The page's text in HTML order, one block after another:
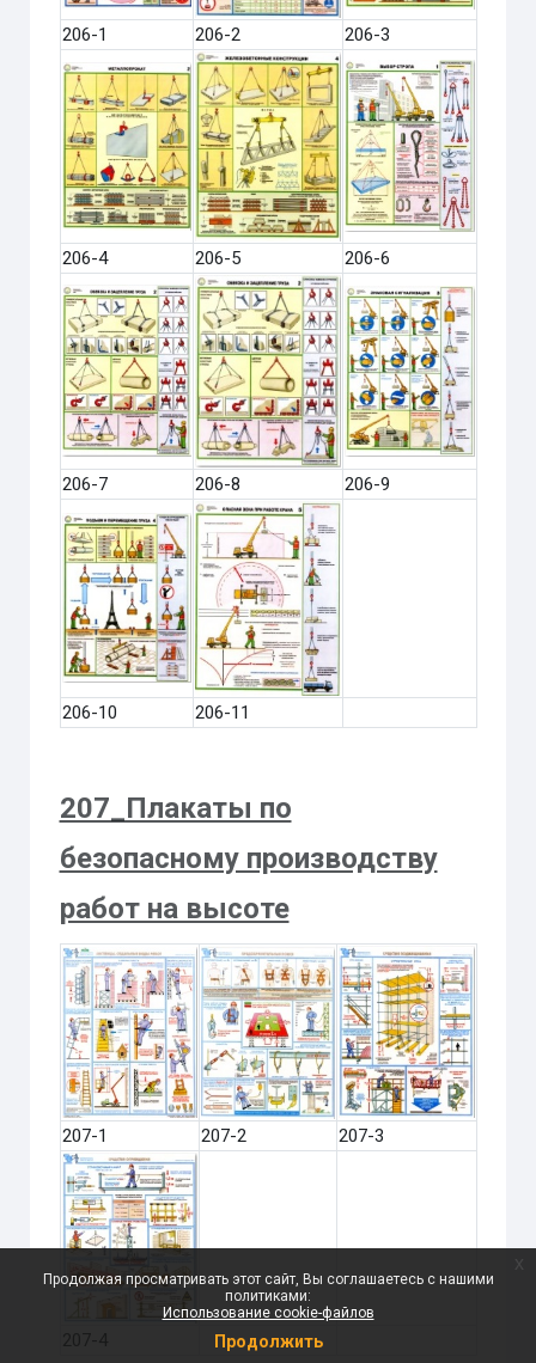
Продолжая просматривать этот сайт, Вы соглашаетесь с нашими
политиками:
Использование cookie-файлов
Продолжить
206-1 206-2 206-3
206-4 206-5 206-6
206-7 206-8 206-9
206-10 206-11
207_Плакаты по
безопасному производству
работ на высоте
207-1 207-2 207-3